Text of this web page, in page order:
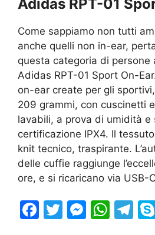
Adidas RPT-01
Come sappiamo non tutti
anche quelli non in-ear,
questa categoria di persone
Adidas RPT-01 Sport On-
on-ear create per gli
209 grammi, con cuscinetti
lavabili, a prova di umidità e
certificazione IPX4. Il
knit tecnico, traspirante.
delle cuffie raggiunge
ore, e si ricaricano via USB-
F
T
M W T